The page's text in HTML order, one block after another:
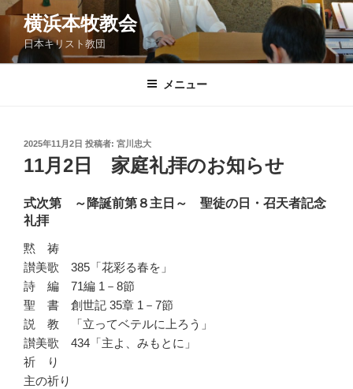
コ
ン
横浜本牧教会
日本キリスト教団
メニュー
投
稿
日:
2025年11月2日 投稿者: 宮川忠大
11月2日 家庭礼拝のお知らせ
式次第 ～降誕前第８主日～ 聖徒の日・召天者記念
礼拝
黙 祷
讃美歌 385「花彩る春を」
詩 編 71編 1－8節
聖 書 創世記 35章 1－7節
説 教 「立ってベテルに上ろう」
讃美歌 434「主よ、みもとに」
祈 り
主の祈り